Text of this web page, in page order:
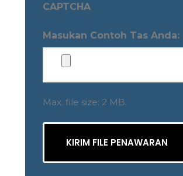
CAPTCHA
Masukan Contoh Tas Anda:
Max. file size: 2 MB.